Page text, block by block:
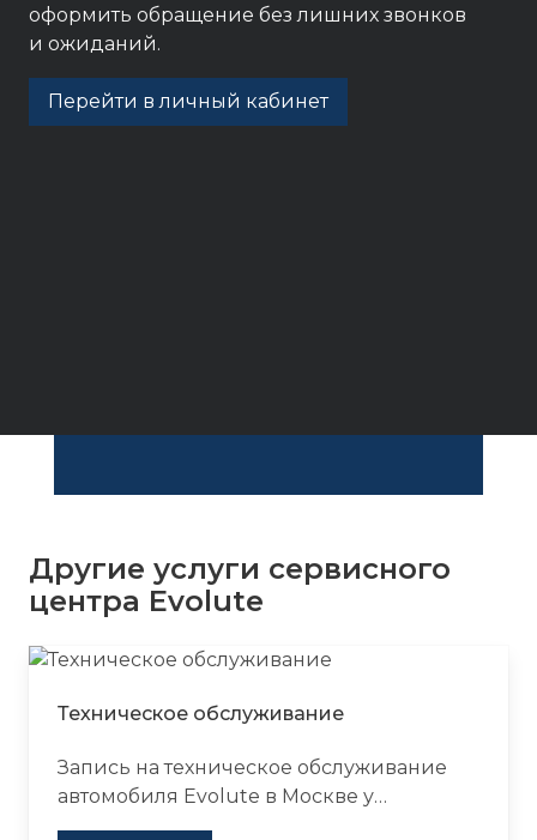
оформить обращение без лишних звонков
и ожиданий.
Перейти в личный кабинет
Другие услуги сервисного
центра Evolute
Техническое обслуживание
Запись на техническое обслуживание
автомобиля Evolute в Москве у
официального дилера Major. Пройдите